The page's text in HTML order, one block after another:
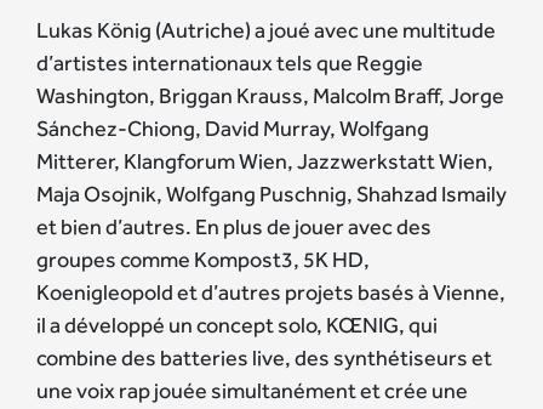
Lukas König (Autriche) a joué avec une multitude
d’artistes internationaux tels que Reggie
Washington, Briggan Krauss, Malcolm Braff, Jorge
Sánchez-Chiong, David Murray, Wolfgang
Mitterer, Klangforum Wien, Jazzwerkstatt Wien,
Maja Osojnik, Wolfgang Puschnig, Shahzad Ismaily
et bien d’autres. En plus de jouer avec des
groupes comme Kompost3, 5K HD,
Koenigleopold et d’autres projets basés à Vienne,
il a développé un concept solo, KŒNIG, qui
combine des batteries live, des synthétiseurs et
une voix rap jouée simultanément et crée une